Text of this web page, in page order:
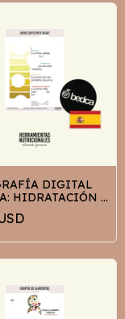
DIGITAL
HIDRATACIÓN Y